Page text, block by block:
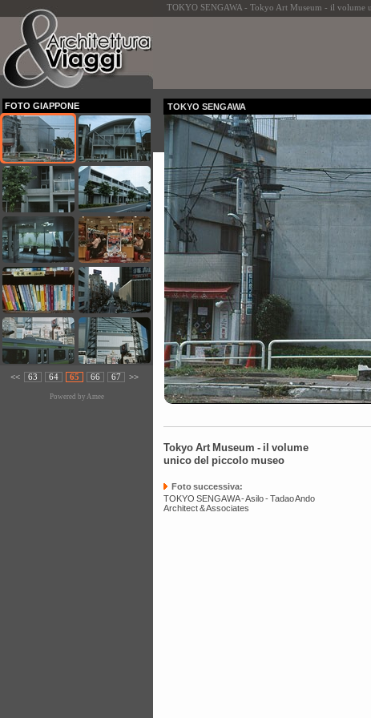
TOKYO SENGAWA - Tokyo Art Museum - il volume
FOTO GIAPPONE
<< 63 64 65 66 67 >>
Powered by Amee
TOKYO SENGAWA
Tokyo Art Museum - il volume
unico del piccolo museo
Foto successiva:
TOKYO SENGAWA - Asilo - Tadao Ando
Architect & Associates